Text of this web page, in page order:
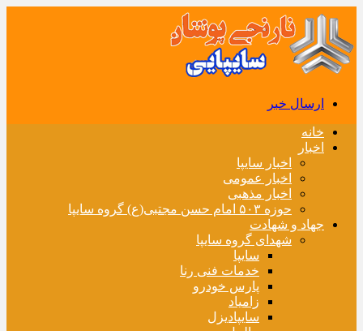
ارسال خبر
خانه
اخبار
اخبار سایپا
اخبار عمومی
اخبار مذهبی
حوزه ۵۰۳ امام حسن مجتبی(ع) گروه سایپا
جهاد و شهادت
شهدای گروه سایپا
سایپا
خدمات فنی رنا
پارس خودرو
زامیاد
سایپادیزل